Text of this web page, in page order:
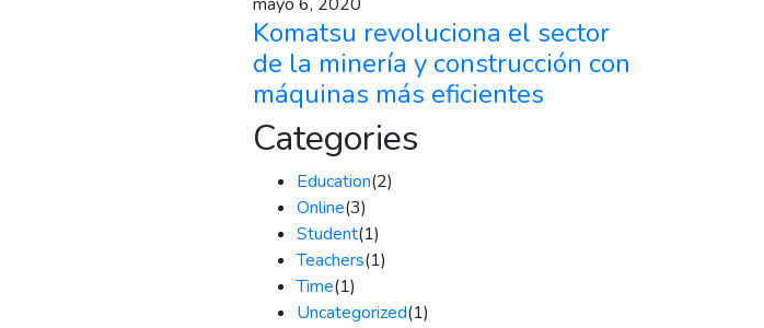
Komatsu revoluciona el sector
de la minería y construcción con
máquinas más eficientes
Categories
Education(2)
Online(3)
Student(1)
Teachers(1)
Time(1)
Uncategorized(1)